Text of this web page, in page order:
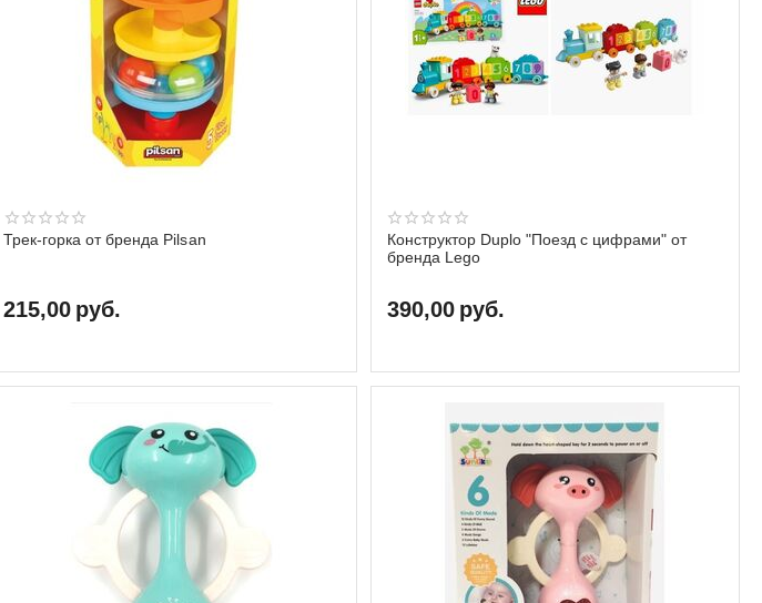
Трек-горка от бренда Pilsan
215,00 руб.
Конструктор Duplo "Поезд с цифрами" от
бренда Lego
390,00 руб.